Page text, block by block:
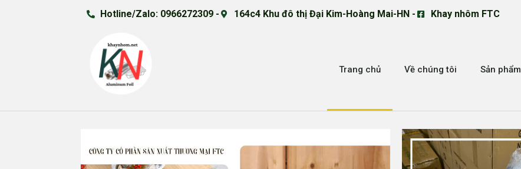
Hotline/Zalo: 0966272309 - 164c4 Khu đô thị Đại Kim-Hoàng Mai-HN - Khay nhôm FTC
Trang chủ Về chúng tôi Sản phẩm